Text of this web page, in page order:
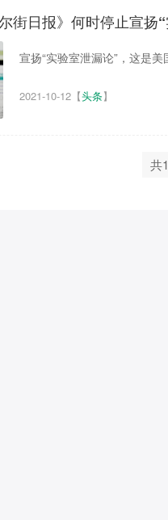
街日报》何时停止宣扬
宣扬“实验室泄漏论”，这是
2021-10-12【头条】
共